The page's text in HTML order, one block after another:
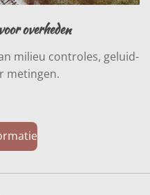
overheden
milieu controles, geluid-
metingen.